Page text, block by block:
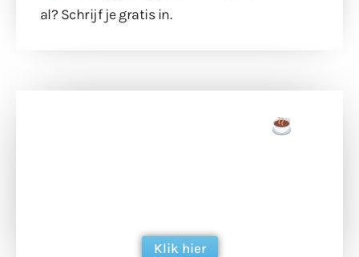
al? Schrijf je gratis in.
Klik hier